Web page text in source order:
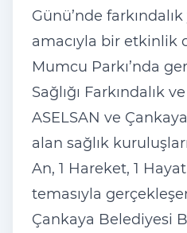
Günü’nde fark
amacıyla bir etkinlik
Mumcu Parkı’nda ger
Sağlığı Farkındalık
ASELSAN ve
alan sağlık
An, 1 Hareket, 1
temasıyla gerçekle
Çankaya Belediyesi